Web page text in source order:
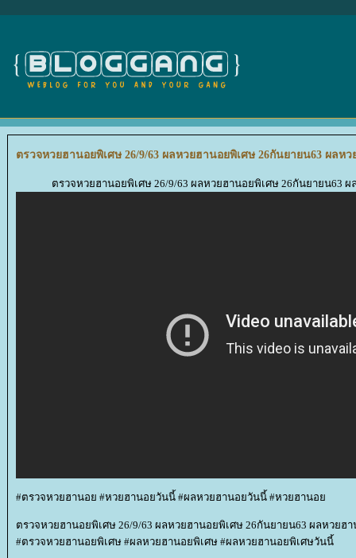
ตรวจหวยฮานอยพิเศษ 26/9/63 ผลหวยฮานอยพิเศษ 26กันยายน63 ผลห
ตรวจหวยฮานอยพิเศษ 26/9/63 ผลหวยฮานอยพิเศษ 26กันยายน63
#ตรวจหวยฮานอย #หวยฮานอยวันนี้ #ผลหวยฮานอยวันนี้ #หวยฮานอ
ตรวจหวยฮานอยพิเศษ 26/9/63 ผลหวยฮานอยพิเศษ 26กันยายน63 ผลหวยฮ
#ตรวจหวยฮานอยพิเศษ #ผลหวยฮานอยพิเศษ #ผลหวยฮานอยพิเศษวันนี้